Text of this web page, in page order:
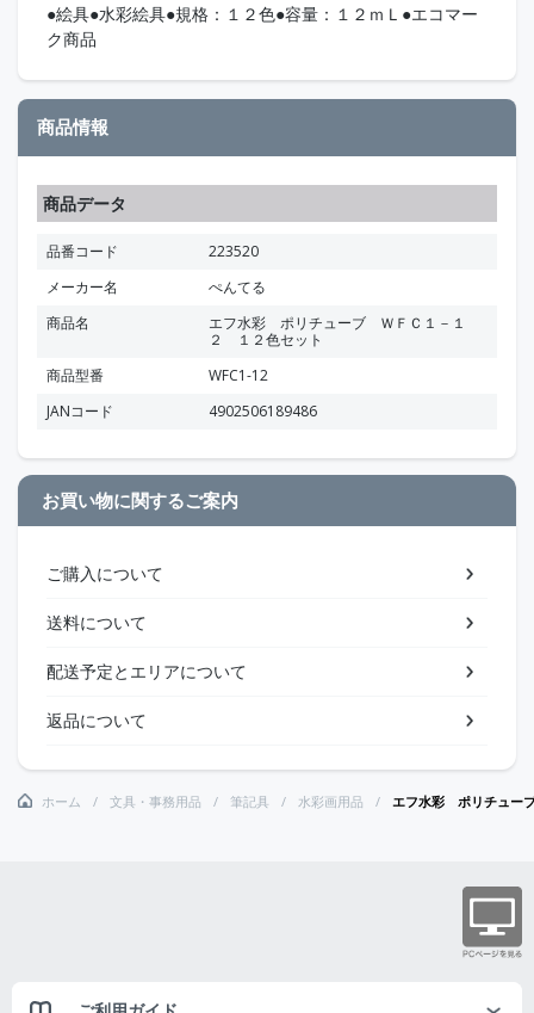
●絵具●水彩絵具●規格：１２色●容量：１２ｍＬ●エコマー
ク商品
商品情報
商品データ
品番コード
223520
メーカー名
ぺんてる
商品名
エフ水彩 ポリチューブ ＷＦＣ１－１
２ １２色セット
商品型番
WFC1-12
JANコード
4902506189486
お買い物に関するご案内
ご購入について
送料について
配送予定とエリアについて
返品について
ホーム 文具・事務用品 筆記具 水彩画用品 エフ水彩 ポリチュー